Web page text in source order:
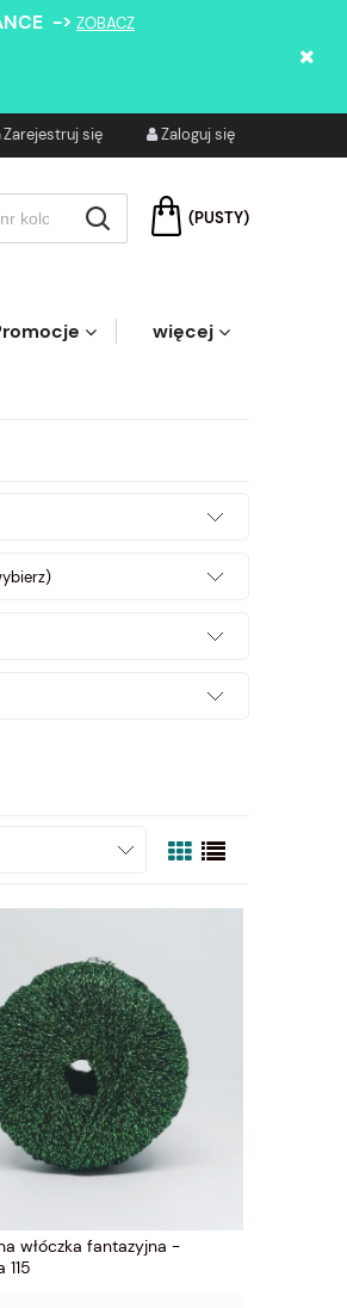
-> ZOBACZ
Zarejestruj się Zaloguj się
(PUSTY)
więcej
włóczka fantazyjna -